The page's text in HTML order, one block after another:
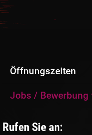
Öffnungszeiten
Jobs / Bewerbung
Rufen Sie an: